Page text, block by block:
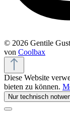
© 2026 Gentile
von Coolbax
Diese Website
bieten zu können.
Nur technisch